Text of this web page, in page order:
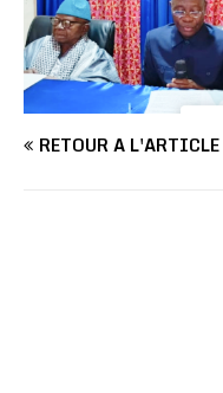
RETOUR À L'ARTICLE